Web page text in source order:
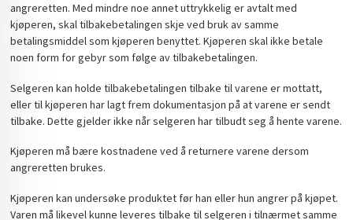
angreretten. Med mindre noe annet uttrykkelig er avtalt med
kjøperen, skal tilbakebetalingen skje ved bruk av samme
betalingsmiddel som kjøperen benyttet. Kjøperen skal ikke betale
noen form for gebyr som følge av tilbakebetalingen.
Selgeren kan holde tilbakebetalingen tilbake til varene er mottatt,
eller til kjøperen har lagt frem dokumentasjon på at varene er sendt
tilbake. Dette gjelder ikke når selgeren har tilbudt seg å hente varene.
Kjøperen må bære kostnadene ved å returnere varene dersom
angreretten brukes.
Kjøperen kan undersøke produktet før han eller hun angrer på kjøpet.
Varen må likevel kunne leveres tilbake til selgeren i tilnærmet samme